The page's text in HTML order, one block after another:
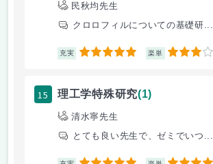
民秋均先生
クロロフィルについての基礎研...
充実 5 楽単 3
15 理工学特殊研究(1)
清水寧先生
とても良い先生で、ゼミでいつ...